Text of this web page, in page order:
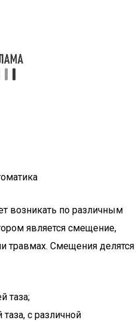
возникать по различным
является смещение,
травмах. Смещения делятся
таза;
с различной